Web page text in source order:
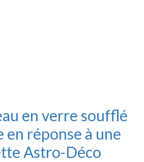
en verre soufflé
réponse à une
Astro-Déco